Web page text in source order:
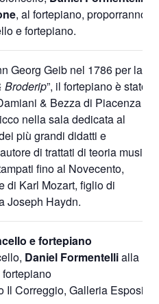
, al fortepiano, proporranno
e fortepiano.
Georg Geib nel 1786 per la
Broderip”, il fortepiano è stato
& Bezza di Piacenza e
nella sala dedicata al
più grandi didatti e
di trattati di teoria
fino al Novecento,
di Karl Mozart, figlio di
Joseph Haydn.
e fortepiano
Daniel Formentellialla
Il Correggio, Galleria